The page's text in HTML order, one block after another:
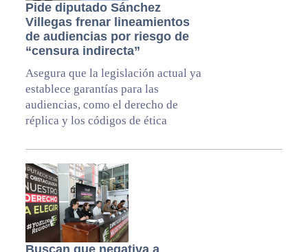
Pide diputado Sánchez
Villegas frenar lineamientos
de audiencias por riesgo de
“censura indirecta”
Asegura que la legislación actual ya
establece garantías para las
audiencias, como el derecho de
réplica y los códigos de ética